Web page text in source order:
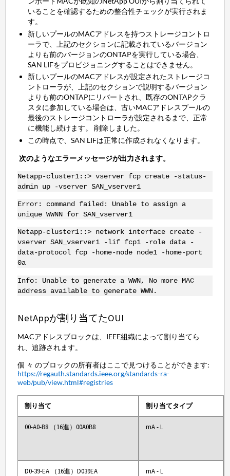
いることを確認するための整合性チェックが実行されま
す。
新しいプールのMACアドレスを持つストレージコントロ
ーラで、上記のセクションに記載されているバージョン
よりも前のバージョンのONTAPを実行している場合、
SAN LIFをプロビジョニングすることはできません。
新しいプールのMACアドレスが設定されたストレージコ
ントローラが、上記のセクションで説明するバージョン
よりも前のONTAPにリバートされ、既存のONTAPクラ
スタに参加している場合は、古いMACアドレスプールの
最後のストレージコントローラが設定されるまで、正常
に機能し続けます。 削除しました。
この時点で、SAN LIFは正常に作成されなくなります。
次のようなエラーメッセージが出力されます。
Netapp-cluster1::> vserver fcp create -status-
admin up -vserver SAN_vserver1
Error: command failed: Unable to assign a
unique WWNN for SAN_vserver1
Netapp-cluster1::> network interface create -
vserver SAN_vserver1 -lif fcp1 -role data -
data-protocol fcp -home-node node1 -home-port
0a
Info: Unable to generate a WWN, No more MAC
address available to generate WWN.
NetAppが割り当てたOUI
MACアドレスブロックは、IEEE組織によって割り当てら
れ、追跡されます。
個 々 のブロックの所有者はここで見つけることができます:
https://regauth.standards.ieee.org/standards-ra-
web/pub/view.html#registries
割り当て 割り当てタイプ
00-A0-B8 （16進）00A0B8 mA - L
D0-39-EA （16進）D039EA mA - L